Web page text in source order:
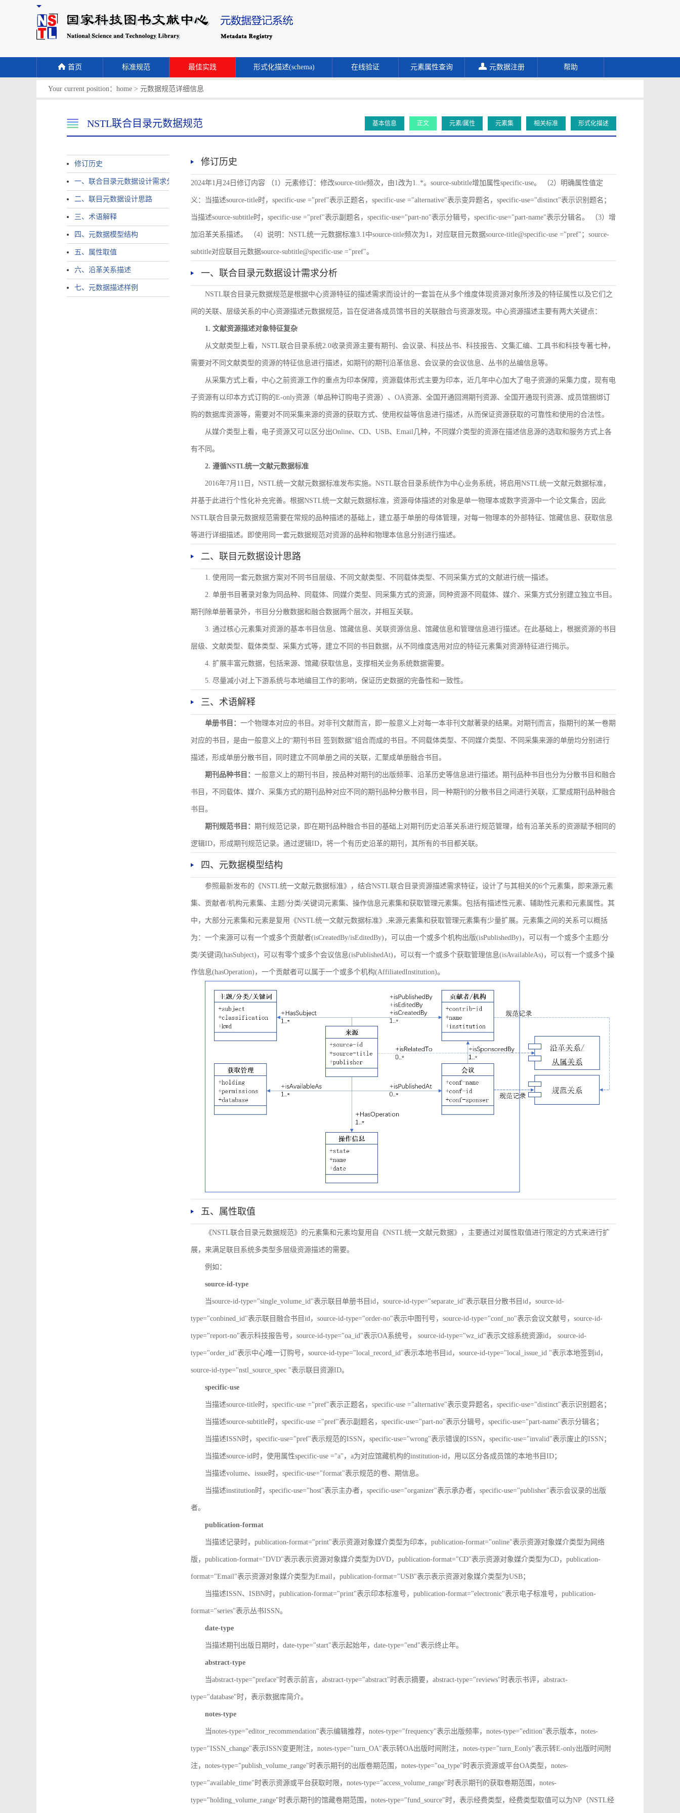
首页 标准规范 最佳实践 形式化描述(schema) 在线验证 元素属性查询 元数据注册 帮助
Your current position： home > 元数据规范详细信息
NSTL联合目录元数据规范 基本信息 正文 元素/属性 元素集 相关标准 形式化描述
修订历史
一、联合目录元数据设计需求分析
二、联目元数据设计思路
三、术语解释
四、元数据模型结构
五、属性取值
六、沿革关系描述
七、元数据描述样例
修订历史
2024年1月24日修订内容 （1）元素修订：修改source-title频次，由1改为1..*。source-subtitle增加属性specific-use。 （2）明确属性值定
义：当描述source-title时，specific-use ="pref"表示正题名，specific-use ="alternative"表示变异题名，specific-use="distinct"表示识别题名；
当描述source-subtitle时，specific-use ="pref"表示副题名，specific-use="part-no"表示分辑号，specific-use="part-name"表示分辑名。 （3）增
加沿革关系描述。 （4）说明：NSTL统一元数据标准3.1中source-title频次为1，对应联目元数据source-title@specific-use ="pref"；source-
subtitle对应联目元数据source-subtitle@specific-use ="pref"。
一、联合目录元数据设计需求分析
NSTL联合目录元数据规范是根据中心资源特征的描述需求而设计的一套旨在从多个维度体现资源对象所涉及的特征属性以及它们之
间的关联、层级关系的中心资源描述元数据规范，旨在促进各成员馆书目的关联融合与资源发现。中心资源描述主要有两大关键点：
1. 文献资源描述对象特征复杂
从文献类型上看，NSTL联合目录系统2.0收录资源主要有期刊、会议录、科技丛书、科技报告、文集汇编、工具书和科技专著七种，
需要对不同文献类型的资源的特征信息进行描述，如期刊的期刊沿革信息、会议录的会议信息、丛书的丛编信息等。
从采集方式上看，中心之前资源工作的重点为印本保障，资源载体形式主要为印本，近几年中心加大了电子资源的采集力度，现有电
子资源有以印本方式订购的E-only资源（单品种订购电子资源）、OA资源、全国开通回溯期刊资源、全国开通现刊资源、成员馆捆绑订
购的数据库资源等，需要对不同采集来源的资源的获取方式、使用权益等信息进行描述，从而保证资源获取的可靠性和使用的合法性。
从媒介类型上看，电子资源又可以区分出Online、CD、USB、Email几种，不同媒介类型的资源在描述信息源的选取和服务方式上各
有不同。
2. 遵循NSTL统一文献元数据标准
2016年7月11日，NSTL统一文献元数据标准发布实施。NSTL联合目录系统作为中心业务系统，将启用NSTL统一文献元数据标准，
并基于此进行个性化补充完善。根据NSTL统一文献元数据标准，资源母体描述的对象是单一物理本或数字资源中一个论文集合，因此
NSTL联合目录元数据规范需要在常规的品种描述的基础上，建立基于单册的母体管理，对每一物理本的外部特征、馆藏信息、获取信息
等进行详细描述。即使用同一套元数据规范对资源的品种和物理本信息分别进行描述。
二、联目元数据设计思路
1. 使用同一套元数据方案对不同书目层级、不同文献类型、不同载体类型、不同采集方式的文献进行统一描述。
2. 单册书目著录对象为同品种、同载体、同媒介类型、同采集方式的资源，同种资源不同载体、媒介、采集方式分别建立独立书目。
期刊除单册著录外，书目分分散数据和融合数据两个层次，并相互关联。
3. 通过核心元素集对资源的基本书目信息、馆藏信息、关联资源信息、馆藏信息和管理信息进行描述。在此基础上，根据资源的书目
层级、文献类型、载体类型、采集方式等，建立不同的书目数据，从不同维度选用对应的特征元素集对资源特征进行揭示。
4. 扩展丰富元数据，包括来源、馆藏/获取信息，支撑相关业务系统数据需要。
5. 尽量减小对上下游系统与本地编目工作的影响，保证历史数据的完备性和一致性。
三、术语解释
单册书目： 一个物理本对应的书目。对非刊文献而言，即一般意义上对每一本非刊文献著录的结果。对期刊而言，指期刊的某一卷期
对应的书目，是由一般意义上的“期刊书目 签到数据”组合而成的书目。不同载体类型、不同媒介类型、不同采集来源的单册均分别进行
描述，形成单册分散书目，同时建立不同单册之间的关联，汇聚成单册融合书目。
期刊品种书目： 一般意义上的期刊书目，按品种对期刊的出版频率、沿革历史等信息进行描述。期刊品种书目也分为分散书目和融合
书目，不同载体、媒介、采集方式的期刊品种对应不同的期刊品种分散书目，同一种期刊的分散书目之间进行关联，汇聚成期刊品种融合
书目。
期刊规范书目： 期刊规范记录，即在期刊品种融合书目的基础上对期刊历史沿革关系进行规范管理，给有沿革关系的资源赋予相同的
逻辑ID，形成期刊规范记录。通过逻辑ID，将一个有历史沿革的期刊，其所有的书目都关联。
四、元数据模型结构
参照最新发布的《NSTL统一文献元数据标准》，结合NSTL联合目录资源描述需求特征，设计了与其相关的6个元素集，即来源元素
集、贡献者/机构元素集、主题/分类/关键词元素集、操作信息元素集和获取管理元素集。包括有描述性元素、辅助性元素和元素属性。其
中，大部分元素集和元素是复用《NSTL统一文献元数据标准》,来源元素集和获取管理元素集有少量扩展。元素集之间的关系可以概括
为：一个来源可以有一个或多个贡献者(isCreatedBy/isEditedBy)，可以由一个或多个机构出版(isPublishedBy)，可以有一个或多个主题/分
类/关键词(hasSubject)，可以有零个或多个会议信息(isPublishedAt)，可以有一个或多个获取管理信息(isAvailableAs)，可以有一个或多个操
作信息(hasOperation)，一个贡献者可以属于一个或多个机构(AffiliatedInstitution)。
五、属性取值
《NSTL联合目录元数据规范》的元素集和元素均复用自《NSTL统一文献元数据》，主要通过对属性取值进行限定的方式来进行扩
展，来满足联目系统多类型多层级资源描述的需要。
例如：
source-id-type
当source-id-type="single_volume_id"表示联目单册书目id，source-id-type="separate_id"表示联目分散书目id，source-id-
type="conbined_id"表示联目融合书目id，source-id-type="order-no"表示中图刊号，source-id-type="conf_no"表示会议文献号，source-id-
type="report-no"表示科技报告号，source-id-type="oa_id"表示OA系统号， source-id-type="wz_id"表示文综系统资源id， source-id-
type="order_id"表示中心唯一订购号，source-id-type="local_record_id"表示本地书目id，source-id-type="local_issue_id "表示本地签到id，
source-id-type="nstl_source_spec "表示联目资源ID。
specific-use
当描述source-title时，specific-use ="pref"表示正题名，specific-use ="alternative"表示变异题名，specific-use="distinct"表示识别题名；
当描述source-subtitle时，specific-use ="pref"表示副题名，specific-use="part-no"表示分辑号，specific-use="part-name"表示分辑名；
当描述ISSN时，specific-use="pref"表示规范的ISSN，specific-use="wrong"表示错误的ISSN，specific-use="invalid"表示废止的ISSN；
当描述source-id时，使用属性specific-use ="a"，a为对应馆藏机构的institution-id，用以区分各成员馆的本地书目ID；
当描述volume、issue时，specific-use="format"表示规范的卷、期信息。
当描述institution时，specific-use="host"表示主办者，specific-use="organizer"表示承办者，specific-use="publisher"表示会议录的出版
者。
publication-format
当描述记录时，publication-format="print"表示资源对象媒介类型为印本，publication-format="online"表示资源对象媒介类型为网络
版，publication-format="DVD"表示表示资源对象媒介类型为DVD，publication-format="CD"表示资源对象媒介类型为CD，publication-
format="Email"表示资源对象媒介类型为Email，publication-format="USB"表示表示资源对象媒介类型为USB；
当描述ISSN、ISBN时，publication-format="print"表示印本标准号，publication-format="electronic"表示电子标准号，publication-
format="series"表示丛书ISSN。
date-type
当描述期刊出版日期时，date-type="start"表示起始年，date-type="end"表示终止年。
abstract-type
当abstract-type="preface"时表示前言，abstract-type="abstract"时表示摘要，abstract-type="reviews"时表示书评，abstract-
type="database"时，表示数据库简介。
notes-type
当notes-type="editor_recommendation"表示编辑推荐，notes-type="frequency"表示出版频率，notes-type="edition"表示版本，notes-
type="ISSN_change"表示ISSN变更附注，notes-type="turn_OA"表示转OA出版时间附注，notes-type="turn_Eonly"表示转E-only出版时间附
注，notes-type="publish_volume_range"时表示期刊的出版卷期范围，notes-type="oa_type"时表示资源或平台OA类型，notes-
type="available_time"时表示资源或平台获取时限，notes-type="access_volume_range"时表示期刊的获取卷期范围，notes-
type="holding_volume_range"时表示期刊的馆藏卷期范围，notes-type="fund_source"时，表示经费类型，经费类型取值可以为NP（NSTL经